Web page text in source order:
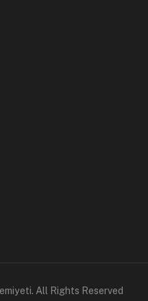
All Rights Reserved